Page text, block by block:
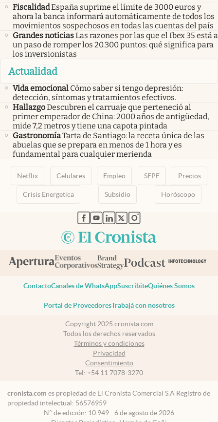
FiscalidadEspaña suprime el límite de 3000 euros y
ahora la banca informará automáticamente de todos los
movimientos sospechosos en todas las cuentas del país
Grandes noticiasLas razones por las que el Ibex 35 está a
un paso de romper los 20.300 puntos: qué significa para
los inversionistas
Actualidad
Vida emocional Cómo saber si tengo depresión:
detección, síntomas y tratamientos efectivos.
HallazgoDescubren el carruaje que perteneció al
primer emperador de China: 2000 años de antigüedad,
mide 7,2 metros y tiene una capota pintada
GastronomíaTarta de Santiago: la receta única de las
abuelas que se prepara en menos de 1 hora y es
fundamental para cualquier merienda
Netflix Celulares Empleo SEPE Precios
Crisis Energetica Subsidio Horóscopo
abre en nueva pestaña
abre en nueva pestaña
abre en nueva pestaña
abre en nueva pestaña
abre en nueva pestaña
ContactoCanales de WhatsAppSuscribiteQuiénes Somos
Portal de ProveedoresTrabajá con nosotros
Copyright 2025 cronista.com
Todos los derechos reservados
Términos y condiciones
Privacidad
Consentimiento
Tel: +54 11 7078-3270
cronista.com es propiedad de El Cronista Comercial S.A Registro de
propiedad intelectual: 56576959
N° de edición: 10.949 - 6 de agosto de 2026